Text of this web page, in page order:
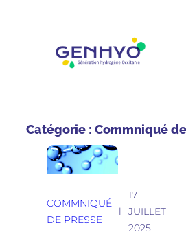
Catégorie : Commniqué
COMMNIQUÉ
DE PRESSE
l
17
JUILLET
2025